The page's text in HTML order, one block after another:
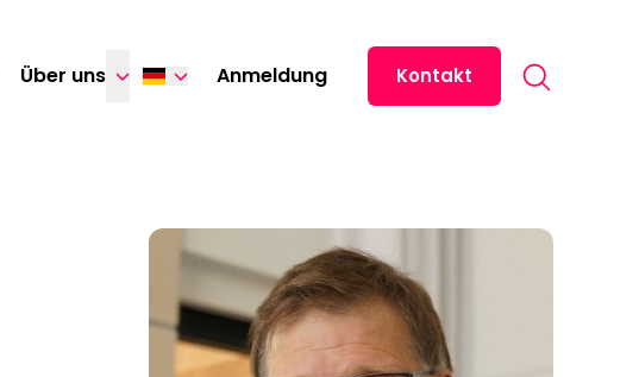
Über uns Anmeldung
ไทย
Tiếng Việt
Kontakt